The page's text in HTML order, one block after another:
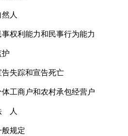
人
利能力和民事行为能力
踪和宣告死亡
商户和农村承包经营户
人
规定